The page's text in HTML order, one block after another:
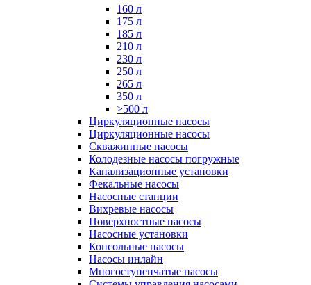
160 л
175 л
185 л
210 л
230 л
250 л
265 л
350 л
>500 л
Циркуляционные насосы
Циркуляционные насосы
Скважинные насосы
Колодезные насосы погружные
Канализационные установки
Фекальные насосы
Насосные станции
Вихревые насосы
Поверхностные насосы
Насосные установки
Консольные насосы
Насосы инлайн
Многоступенчатые насосы